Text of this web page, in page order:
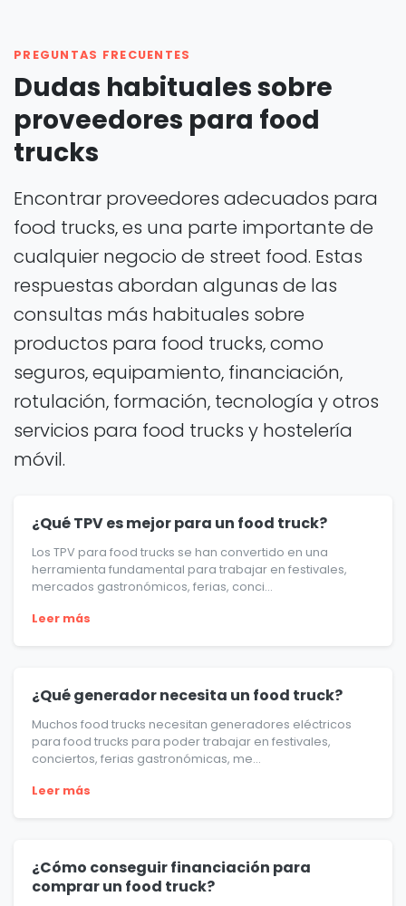
PREGUNTAS FRECUENTES
Dudas habituales sobre
proveedores para food
trucks
Encontrar proveedores adecuados para
food trucks, es una parte importante de
cualquier negocio de street food. Estas
respuestas abordan algunas de las
consultas más habituales sobre
productos para food trucks, como
seguros, equipamiento, financiación,
rotulación, formación, tecnología y otros
servicios para food trucks y hostelería
móvil.
¿Qué TPV es mejor para un food truck?
Los TPV para food trucks se han convertido en una
herramienta fundamental para trabajar en festivales,
mercados gastronómicos, ferias, conci...
Leer más
¿Qué generador necesita un food truck?
Muchos food trucks necesitan generadores eléctricos
para food trucks para poder trabajar en festivales,
conciertos, ferias gastronómicas, me...
Leer más
¿Cómo conseguir financiación para
comprar un food truck?